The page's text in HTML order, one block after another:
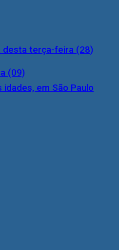
(09)
desta terça-feira (28)
em São Paulo